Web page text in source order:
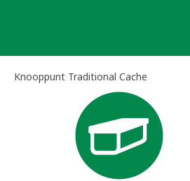
Knooppunt Traditional Cache